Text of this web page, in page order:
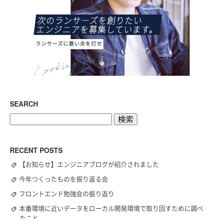
SEARCH
RECENT POSTS
【お知らせ】エンジニアブログが紹介されました
今年つくったものを振り返る会
フロントエンド勉強会の振り返り
本番環境に近いデータをローカル開発環境で取り回すために調べ